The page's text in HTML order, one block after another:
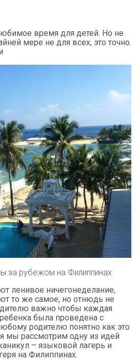
время для детей. Но не
мере не для всех, это точно.
за рубежом на Филиппинах
ленивое ничегонеделание,
то же самое, но отнюдь не
важно чтобы каждая
была проведена с
родителю понятно как это
мы рассмотрим одну из идей
– языковой лагерь и
на Филиппинах.